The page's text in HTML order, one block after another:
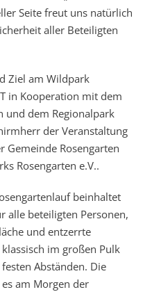
Seite freut uns natürlich
aller Beteiligten
Ziel am Wildpark
in Kooperation mit dem
und dem Regionalpark
der Veranstaltung
Gemeinde Rosengarten
Rosengarten e.V..
beinhaltet
alle beteiligten Personen,
und entzerrte
im großen Pulk
Abständen. Die
am Morgen der